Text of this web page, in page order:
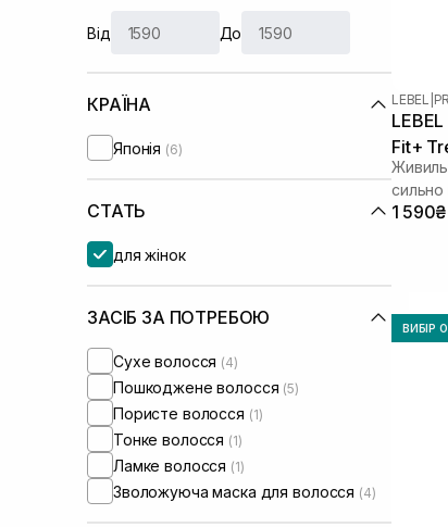
Від До
КРАЇНА
Японія (6)
СТАТЬ
для жінок
ЗАСІБ ЗА ПОТРЕБОЮ
Сухе волосся (4)
Пошкоджене волосся (5)
Пористе волосся (1)
Тонке волосся (1)
Ламке волосся (1)
Зволожуюча маска для волосся (4)
LEBEL
Fit+
волосся
1 590₴
ВИБІР